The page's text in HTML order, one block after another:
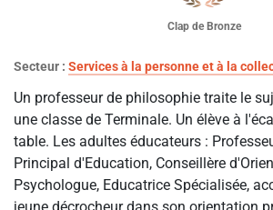
Clap de Bronze
Secteur : Services à la personne et à la
Un professeur de philosophie traite le
une classe de Terminale. Un élève à
table. Les adultes éducateurs :
Principal d'Education, Conseillère
Psychologue, Educatrice Spécialisée,